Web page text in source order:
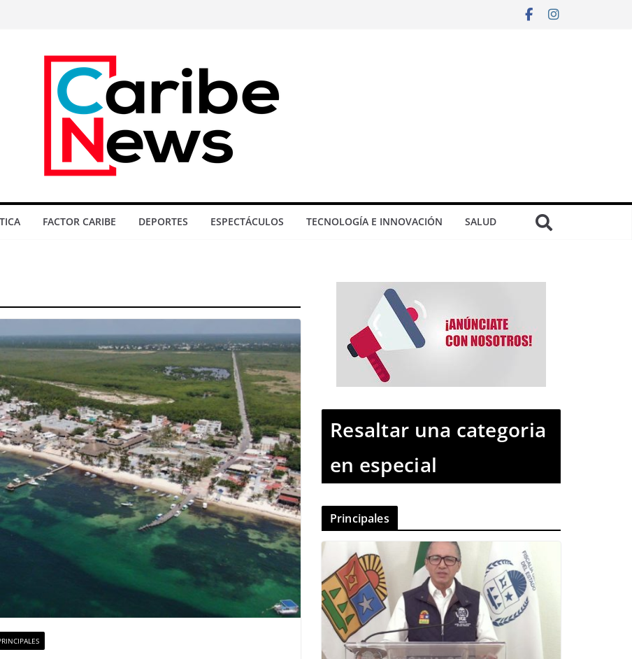
FACTOR CARIBE DEPORTES ESPECTÁCULOS TECNOLOGÍA E INNOVACIÓN SALUD
Resaltar una categoria
en especial
Principales